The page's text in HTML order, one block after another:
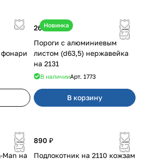
Новинка
26 520 ₽
Пороги с алюминиевым
листом (d63,5) нержавейка
на 2131
В наличииАрт. 1773
В корзину
Man на
890 ₽
Подлокотник на 2110 кожзам